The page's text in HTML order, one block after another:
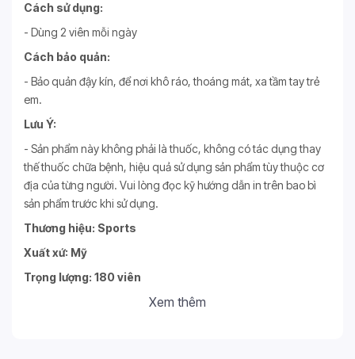
Cách sử dụng:
- Dùng 2 viên mỗi ngày
Cách bảo quản:
- Bảo quản đậy kín, để nơi khô ráo, thoáng mát, xa tầm tay trẻ
em.
Lưu Ý:
- Sản phẩm này không phải là thuốc, không có tác dụng thay
thế thuốc chữa bệnh, hiệu quả sử dụng sản phẩm tùy thuộc cơ
địa của từng người. Vui lòng đọc kỹ hướng dẫn in trên bao bì
sản phẩm trước khi sử dụng.
Thương hiệu: Sports
Xuất xứ: Mỹ
Trọng lượng: 180 viên
Xem thêm